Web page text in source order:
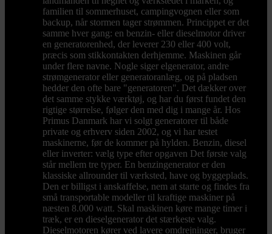
familien til sommerhuset, campingvognen eller som
backup, når stormen tager strømmen. Princippet er det
samme hver gang: en benzin- eller dieselmotor driver
en generatorenhed, der leverer 230 eller 400 volt,
præcis som stikkontakten derhjemme. Maskinen går
under flere navne. Nogle siger elgenerator, andre
strømgenerator eller generatoranlæg, og på pladsen
hedder den ofte bare "generatoren". Det dækker over
det samme stykke værktøj, og har du først fundet den
rigtige størrelse, følger den med dig i mange år. Hos
Primus Danmark har vi solgt generatorer til både
private og erhverv siden 2002, og vi har testet
maskinerne, før de kommer på hylden. Benzin, diesel
eller inverter: vælg type efter opgaven Det første valg
står mellem tre typer. En benzingenerator er den
klassiske allrounder til værksted, have og byggeplads.
Den er billigst i anskaffelse, nem at starte og findes fra
små transportable modeller til kraftige maskiner på
næsten 8.000 watt. Skal maskinen køre mange timer i
træk, er en dieselgenerator det stærkeste valg.
Dieselmotoren kører ved lavere omdrejninger, bruger